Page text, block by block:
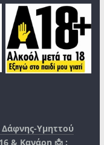
Δάφνης-Υμηττού
& Κανάρη 📩 :